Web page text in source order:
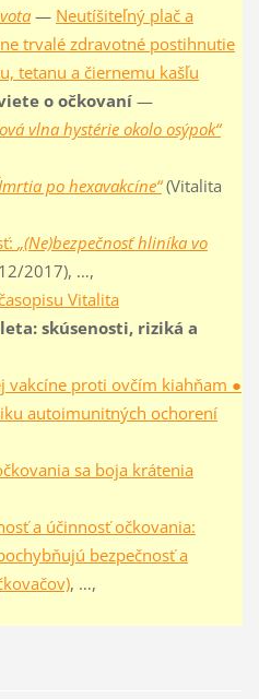
— Neutíšiteľný plač a
trvalé zdravotné postihnutie
tetanu a čiernemu kašľu
o očkovaní—
vlna hystérie okolo osýpok“
po hexavakcíne“(Vitalita
„(Ne)bezpečnosť hliníka vo
2017), …,
Vitalita
skúsenosti, riziká a
vakcíne proti ovčím kiahňam ●
autoimunitných ochorení
sa boja krátenia
a účinnosť očkovania:
bezpečnosť a
, …,